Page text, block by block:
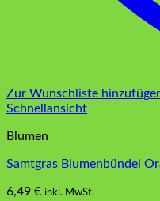
Zur Wunschliste
Schnellansicht
Blumen
Samtgras Blumenbündel
6,49 € inkl. MwSt.